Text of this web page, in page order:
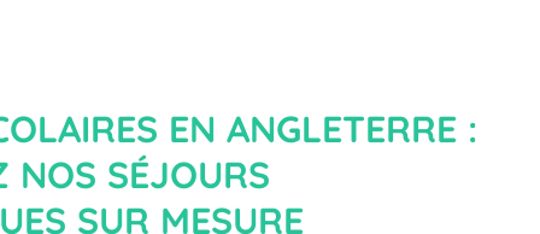
EN ANGLETERRE :
NOS SÉJOURS
SUR MESURE